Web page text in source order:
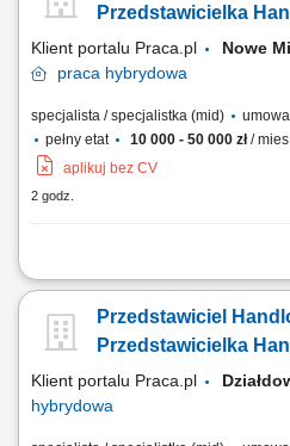
finalizowanie sprzedaży. Budowanie
Przedstawicielka
Klient portalu Praca.pl
Nowe
praca hybrydowa
specjalista / specjalistka (mid)
pełny etat
10 000 - 50 000 zł/
aplikuj bez CV
2 godz.
Doradzanie klientom w zakresie
prowadzenie spotkań handlowych.
finalizowanie sprzedaży. Budowanie
Przedstawiciel
Przedstawicielka
Klient portalu Praca.pl
hybrydowa